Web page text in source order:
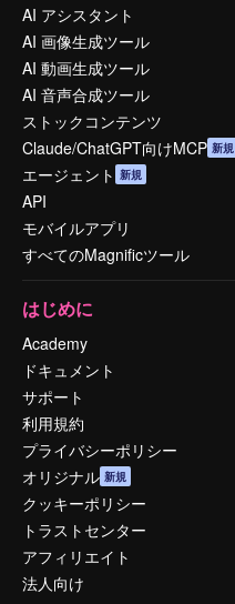
AI アシスタント
AI 画像生成ツール
AI 動画生成ツール
AI 音声合成ツール
ストックコンテンツ
Claude/ChatGPT向けMCP 新規
エージェント 新規
API
モバイルアプリ
すべてのMagnificツール
はじめに
Academy
ドキュメント
サポート
利用規約
プライバシーポリシー
オリジナル 新規
クッキーポリシー
トラストセンター
アフィリエイト
法人向け